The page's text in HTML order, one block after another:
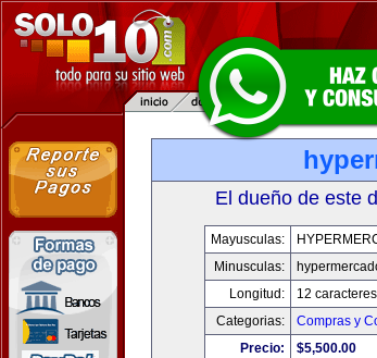
El dueño de este
Mayusculas:
Minusculas:
Longitud:
12 caracteres
Categorias:
Compras y
Precio:
$5,500.00